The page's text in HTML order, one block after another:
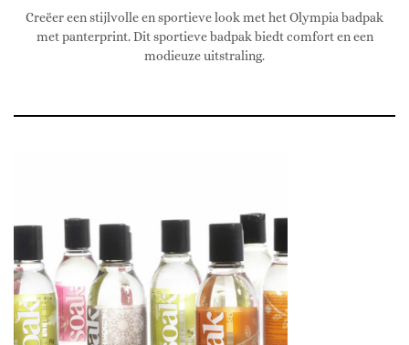
Creëer een stijlvolle en sportieve look met het Olympia badpak
met panterprint. Dit sportieve badpak biedt comfort en een
modieuze uitstraling.